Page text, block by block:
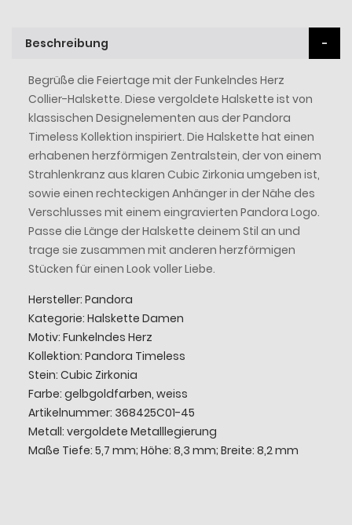
Beschreibung
Begrüße die Feiertage mit der Funkelndes Herz
Collier-Halskette. Diese vergoldete Halskette ist von
klassischen Designelementen aus der Pandora
Timeless Kollektion inspiriert. Die Halskette hat einen
erhabenen herzförmigen Zentralstein, der von einem
Strahlenkranz aus klaren Cubic Zirkonia umgeben ist,
sowie einen rechteckigen Anhänger in der Nähe des
Verschlusses mit einem eingravierten Pandora Logo.
Passe die Länge der Halskette deinem Stil an und
trage sie zusammen mit anderen herzförmigen
Stücken für einen Look voller Liebe.
Hersteller: Pandora
Kategorie: Halskette Damen
Motiv: Funkelndes Herz
Kollektion: Pandora Timeless
Stein: Cubic Zirkonia
Farbe: gelbgoldfarben, weiss
Artikelnummer: 368425C01-45
Metall: vergoldete Metalllegierung
Maße Tiefe: 5,7 mm; Höhe: 8,3 mm; Breite: 8,2 mm